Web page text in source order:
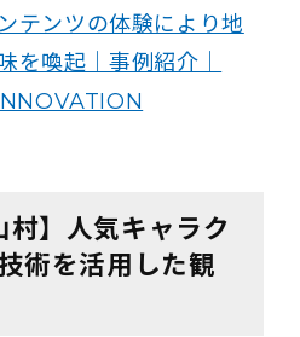
テンツの体験により地
を喚起｜事例紹介｜
村】人気キャラク
術を活用した観